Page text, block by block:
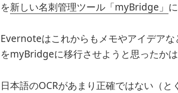
を新しい名刺管理ツール「myBridge」
Evernoteはこれからもメモやアイデア
をmyBridgeに移行させようと思ったかは
日本語のOCRがあまり正確ではない（